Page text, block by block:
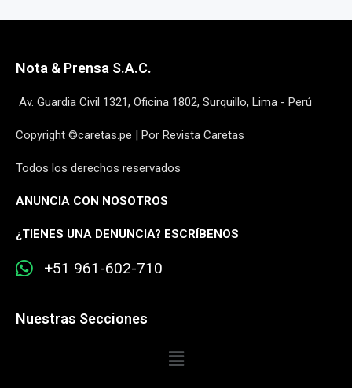
Nota & Prensa S.A.C.
Av. Guardia Civil 1321, Oficina 1802, Surquillo, Lima - Perú
Copyright ©caretas.pe | Por Revista Caretas
Todos los derechos reservados
ANUNCIA CON NOSOTROS
¿TIENES UNA DENUNCIA? ESCRÍBENOS
+51 961-602-710
Nuestras Secciones